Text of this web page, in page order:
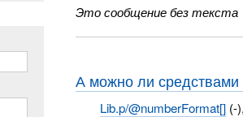
Это сообщение без текста
А можно ли средствами
Lib.p/@numberFormat[](-),